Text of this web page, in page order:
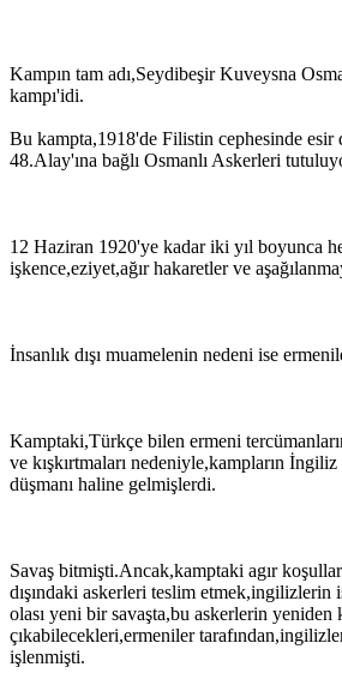
Kampın tam adı,Seydibeşir Kuveysna
kampı'idi.
Bu kampta,1918'de Filistin cephesinde esir
48.Alay'ına bağlı Osmanlı Askerleri
12 Haziran 1920'ye kadar iki yıl boyunca
işkence,eziyet,ağır hakaretler ve
İnsanlık dışı muamelenin nedeni ise
Kamptaki,Türkçe bilen ermeni
ve kışkırtmaları nedeniyle,kampların
düşmanı haline gelmişlerdi.
Savaş bitmişti.Ancak,kamptaki agır
dışındaki askerleri teslim
olası yeni bir savaşta,bu askerlerin yeniden
çıkabilecekleri,ermeniler
işlenmişti.